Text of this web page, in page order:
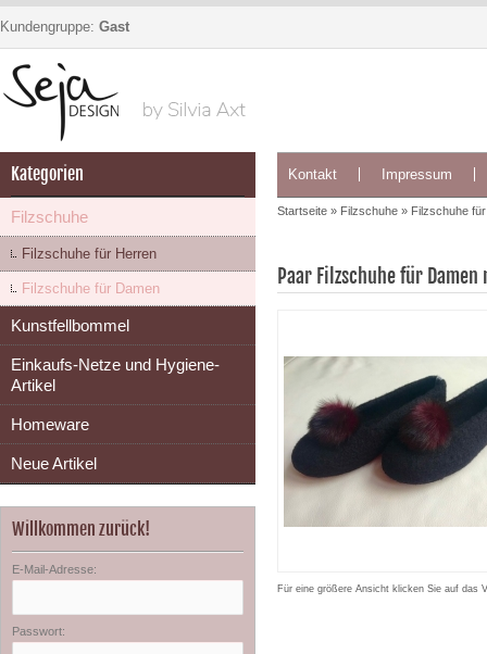
Kundengruppe: Gast
Kategorien
Filzschuhe
Filzschuhe für Herren
Filzschuhe für Damen
Kunstfellbommel
Einkaufs-Netze und Hygiene-
Artikel
Homeware
Neue Artikel
Willkommen zurück!
E-Mail-Adresse:
Passwort:
Kontakt Impressum
Startseite » Filzschuhe » Filzschuhe
Paar Filzschuhe für
Für eine größere Ansicht klicken Sie auf das